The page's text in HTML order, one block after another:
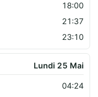
18:00
21:37
23:10
Lundi 25 Mai
04:24